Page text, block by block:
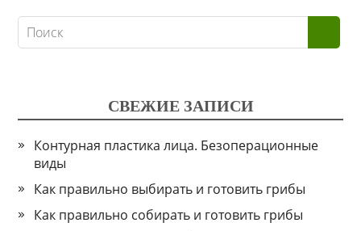
СВЕЖИЕ ЗАПИСИ
Контурная пластика лица. Безоперационные
виды
Как правильно выбирать и готовить грибы
Как правильно собирать и готовить грибы